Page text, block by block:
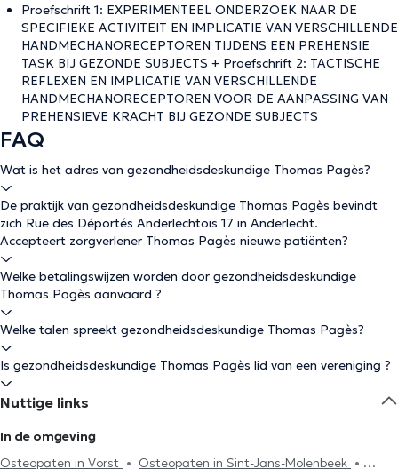
Proefschrift 1: EXPERIMENTEEL ONDERZOEK NAAR DE
SPECIFIEKE ACTIVITEIT EN IMPLICATIE VAN VERSCHILLENDE
HANDMECHANORECEPTOREN TIJDENS EEN PREHENSIE
TASK BIJ GEZONDE SUBJECTS + Proefschrift 2: TACTISCHE
REFLEXEN EN IMPLICATIE VAN VERSCHILLENDE
HANDMECHANORECEPTOREN VOOR DE AANPASSING VAN
PREHENSIEVE KRACHT BIJ GEZONDE SUBJECTS
FAQ
Wat is het adres van gezondheidsdeskundige Thomas Pagès?
De praktijk van gezondheidsdeskundige Thomas Pagès bevindt
zich Rue des Déportés Anderlechtois 17 in Anderlecht.
Accepteert zorgverlener Thomas Pagès nieuwe patiënten?
Welke betalingswijzen worden door gezondheidsdeskundige
Thomas Pagès aanvaard ?
Welke talen spreekt gezondheidsdeskundige Thomas Pagès?
Is gezondheidsdeskundige Thomas Pagès lid van een vereniging ?
Nuttige links
In de omgeving
Osteopaten in Vorst
Osteopaten in Sint-Jans-Molenbeek